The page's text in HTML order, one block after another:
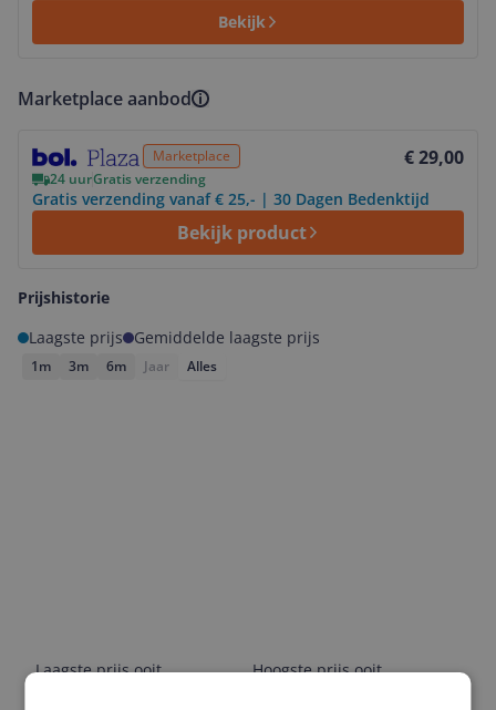
Bekijk
Marketplace aanbod
Marketplace € 29,00
24 uurGratis verzending
Gratis verzending vanaf € 25,- | 30 Dagen Bedenktijd
Bekijk product
Prijshistorie
Laagste prijs
Gemiddelde laagste prijs
1m 3m 6m Jaar Alles
Laagste prijs ooit
Hoogste prijs ooit